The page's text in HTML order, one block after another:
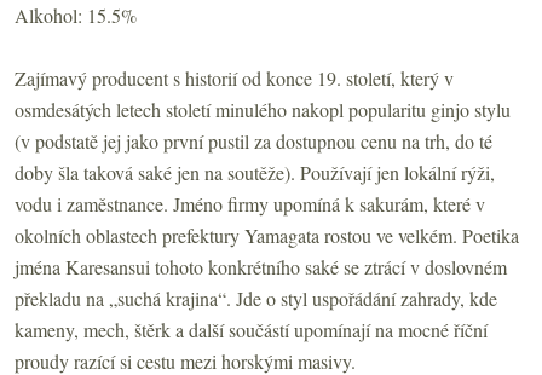
Alkohol: 15.5%
Zajímavý producent s historií od konce 19. století, který v
osmdesátých letech století minulého nakopl popularitu ginjo stylu
(v podstatě jej jako první pustil za dostupnou cenu na trh, do té
doby šla taková saké jen na soutěže). Používají jen lokální rýži,
vodu i zaměstnance. Jméno firmy upomíná k sakurám, které v
okolních oblastech prefektury Yamagata rostou ve velkém. Poetika
jména Karesansui tohoto konkrétního saké se ztrácí v doslovném
překladu na „suchá krajina“. Jde o styl uspořádání zahrady, kde
kameny, mech, štěrk a další součástí upomínají na mocné říční
proudy razící si cestu mezi horskými masivy.